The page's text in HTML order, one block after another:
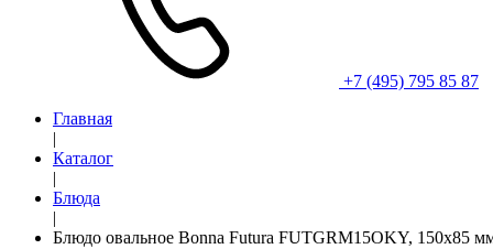
+7 (495) 795 85 87
Главная
|
Каталог
|
Блюда
|
Блюдо овальное Bonna Futura FUTGRM15OKY, 150x85